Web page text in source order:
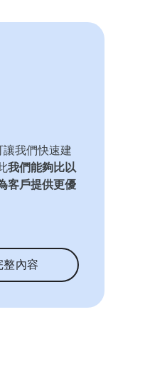
讓我們快速建
我們能夠比以
客戶提供更優
整內容